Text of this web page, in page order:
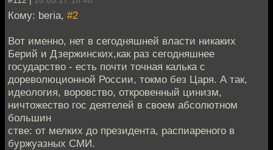
Кому: beria, #2
Вот именно, нет в сегодняшней власти никаких
Берий и Дзержинских,как раз сегодняшнее
государство - есть почти точная калька с
дореволюционной России, токмо без Царя. А так,
идеология, воровство, откровенный цинизм,
ничтожество гос деятелей в своем абсолютном
большин
стве: от мелких до президента, распиареного в
буржуазных СМИ.